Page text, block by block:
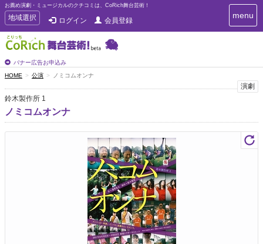
お薦め演劇・ミュージカルのクチコミは、CoRich舞台芸術！
T
o
g
g
e
n
a
v
g
地域選択 ログイン 会員登録
バナー広告お申込み
T
o
i
g
menu
HOME 公演 ノミコムオンナ
演劇
鈴木製作所 1
ノミコムオンナ